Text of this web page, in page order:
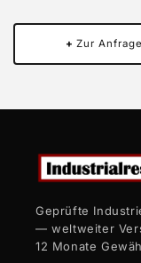
+ Zur Anfrage
Geprüfte
— weltweiter
12 Monate